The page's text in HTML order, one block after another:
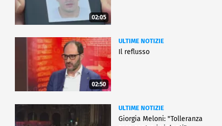
02:05
02:50
ULTIME NOTIZIE
Il reflusso
ULTIME NOTIZIE
Giorgia Meloni: "Tolleranza